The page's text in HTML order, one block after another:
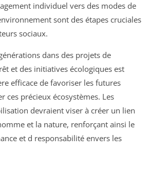
individuel vers des modes de
sont des étapes cruciales
sociaux.
dans des projets de
et des initiatives écologiques est
efficace de favoriser les futures
ces précieux écosystèmes. Les
devraient viser à créer un lien
et la nature, renforçant ainsi le
et d responsabilité envers les